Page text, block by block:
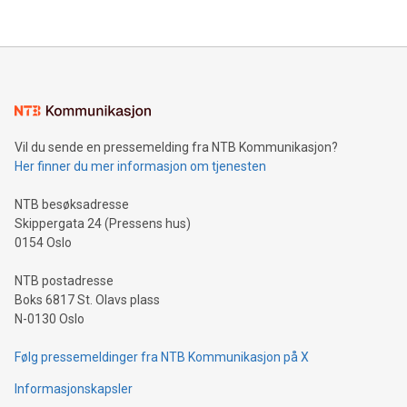
mining.Energy Market Dynamics: Explore how Bitcoin mining
mining.Sound Money: Discover how tamper-proof currency
neutral payment systems support humanitarian
projects.Carbon Footprint: Compare Bitcoin's environmental
event and dive into the critical topics of Bitcoin
Vil du sende en pressemelding fra NTB Kommunikasjon?
Her finner du mer informasjon om tjenesten
NTB besøksadresse
Skippergata 24 (Pressens hus)
0154 Oslo
NTB postadresse
Boks 6817 St. Olavs plass
N-0130 Oslo
Følg pressemeldinger fra NTB Kommunikasjon på X
Informasjonskapsler